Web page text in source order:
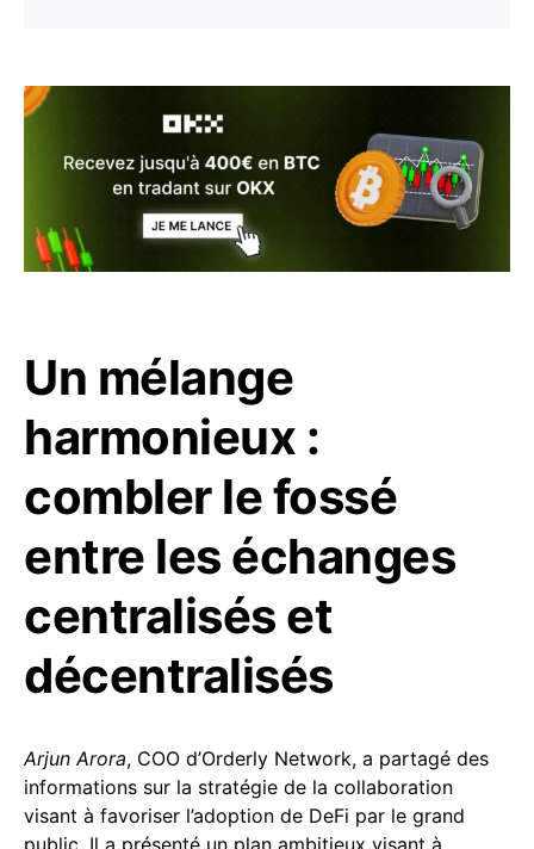
Un mélange
harmonieux :
combler le fossé
entre les échanges
centralisés et
décentralisés
Arjun Arora, COO d’Orderly Network, a partagé des
informations sur la stratégie de la collaboration
visant à favoriser l’adoption de DeFi par le grand